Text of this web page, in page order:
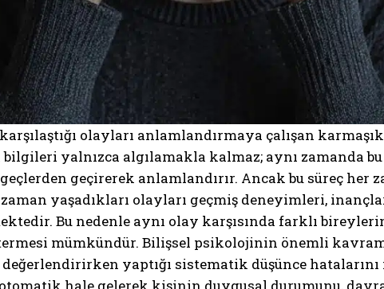
olayları anlamlandırmaya çalışan
yalnızca algılamakla kalmaz; aynı zamanda
geçirerek anlamlandırır. Ancak bu süreç her
yaşadıkları olayları geçmiş deneyimleri,
Bu nedenle aynı olay karşısında farklı
mümkündür. Bilişsel psikolojinin önemli
yaptığı sistematik düşünce